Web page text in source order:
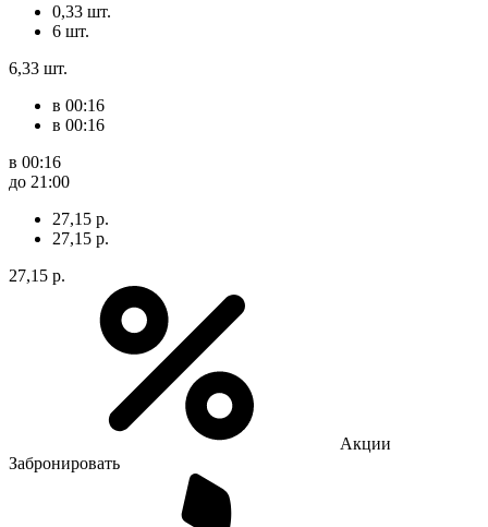
0,33 шт.
6 шт.
6,33 шт.
в 00:16
в 00:16
в 00:16
до 21:00
27,15 р.
27,15 р.
27,15 р.
Акции
Забронировать